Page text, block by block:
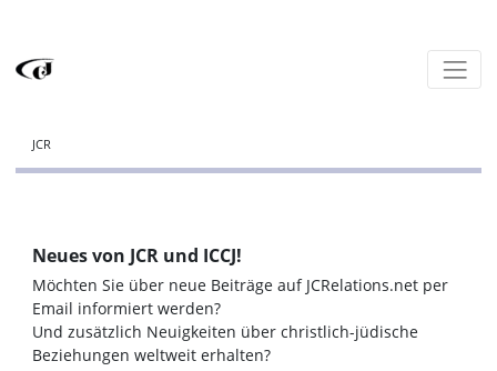
JCR
Neues von JCR und ICCJ!
Möchten Sie über neue Beiträge auf JCRelations.net per
Email informiert werden?
Und zusätzlich Neuigkeiten über christlich-jüdische
Beziehungen weltweit erhalten?